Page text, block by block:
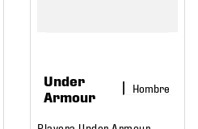
Under
Armour
Hombre